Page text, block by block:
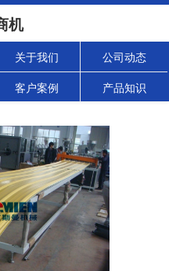
机
关于我们 公司动态
客户案例 产品知识